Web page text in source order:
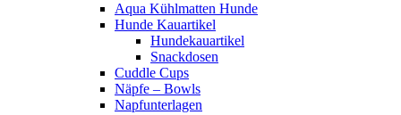
Aqua Kühlmatten Hunde
Hunde Kauartikel
Hundekauartikel
Snackdosen
Cuddle Cups
Näpfe – Bowls
Napfunterlagen